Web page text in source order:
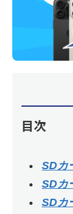
目次
SDカ
SDカ
SDカ